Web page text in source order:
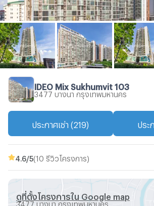
IDEO Mix Sukhumvit 103
3477 บางนา กรุงเทพมหานคร
ประกาศเช่า (219) ประ
4.6/5(10 รีวิวโครงการ)
ดูที่ตั้งโครงการใน Google map
3477 บางนา กรุงเทพมหานคร